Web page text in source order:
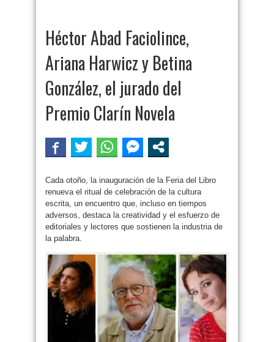
Héctor Abad Faciolince,
Ariana Harwicz y Betina
González, el jurado del
Premio Clarín Novela
Cada otoño, la inauguración de la Feria del Libro
renueva el ritual de celebración de la cultura
escrita, un encuentro que, incluso en tiempos
adversos, destaca la creatividad y el esfuerzo de
editoriales y lectores que sostienen la industria de
la palabra.